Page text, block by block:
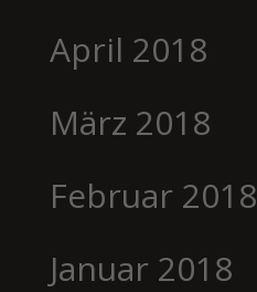
April 2018
März 2018
Februar 2018
Januar 2018